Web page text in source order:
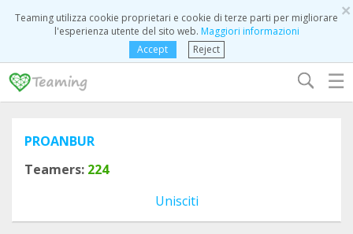
×
Teaming utilizza cookie proprietari e cookie di terze parti per migliorare
l'esperienza utente del sito web. Maggiori informazioni
Accept
Reject
☰
PROANBUR
Teamers: 224
Unisciti